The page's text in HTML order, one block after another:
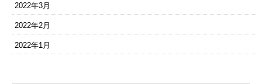
2022年3月
2022年2月
2022年1月